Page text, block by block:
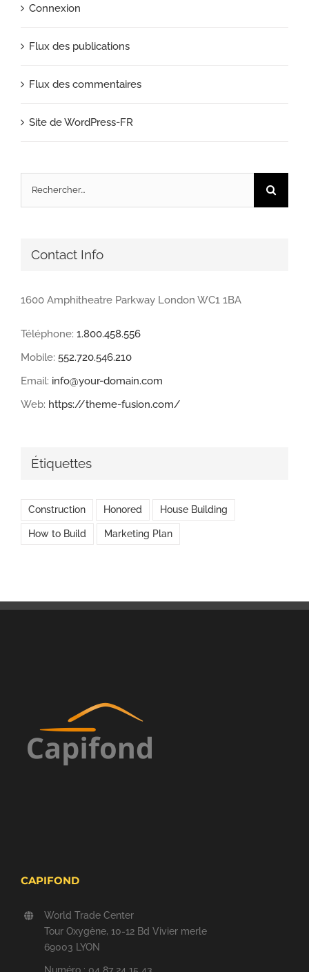
Connexion
Flux des publications
Flux des commentaires
Site de WordPress-FR
Rechercher:
Contact Info
1600 Amphitheatre Parkway London WC1 1BA
Téléphone: 1.800.458.556
Mobile: 552.720.546.210
Email: info@your-domain.com
Web: https://theme-fusion.com/
Étiquettes
Construction Honored House Building
How to Build Marketing Plan
CAPIFOND
World Trade Center
Tour Oxygène, 10-12 Bd Vivier merle
69003 LYON
Numéro : 04 87 24 15 43